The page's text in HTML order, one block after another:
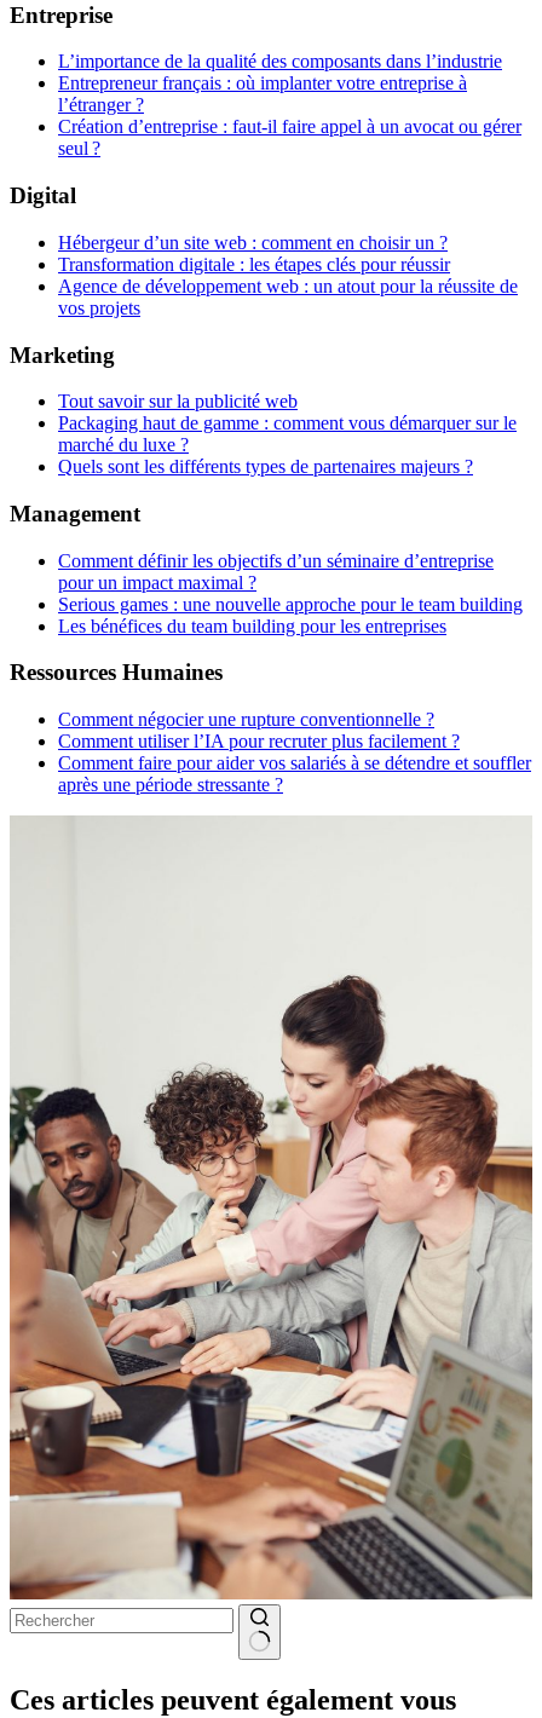
Entreprise
L’importance de la qualité des composants dans l’industrie
Entrepreneur français : où implanter votre entreprise à
l’étranger ?
Création d’entreprise : faut-il faire appel à un avocat ou gérer
seul ?
Digital
Hébergeur d’un site web : comment en choisir un ?
Transformation digitale : les étapes clés pour réussir
Agence de développement web : un atout pour la réussite de
vos projets
Marketing
Tout savoir sur la publicité web
Packaging haut de gamme : comment vous démarquer sur le
marché du luxe ?
Quels sont les différents types de partenaires majeurs ?
Management
Comment définir les objectifs d’un séminaire d’entreprise
pour un impact maximal ?
Serious games : une nouvelle approche pour le team building
Les bénéfices du team building pour les entreprises
Ressources Humaines
Comment négocier une rupture conventionnelle ?
Comment utiliser l’IA pour recruter plus facilement ?
Comment faire pour aider vos salariés à se détendre et souffler
après une période stressante ?
résultat
Ces articles peuvent également vous